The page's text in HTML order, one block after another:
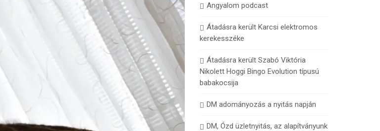
Angyalom podcast
Átadásra került Karcsi elektromos
kerekesszéke
Átadásra került Szabó Viktória
Nikolett Hoggi Bingo Evolution típusú
babakocsija
DM adományozás a nyitás napján
DM, Ózd üzletnyitás, az alapítványunk